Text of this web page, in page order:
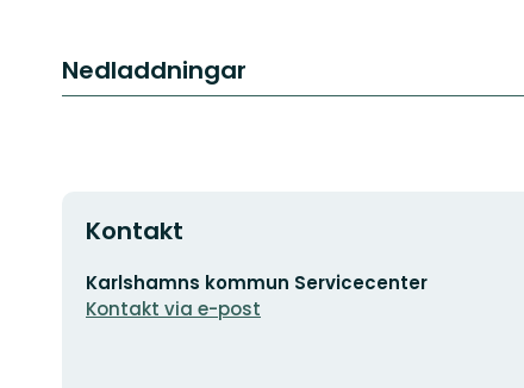
Nedladdningar
Kontakt
E-
postadress
Karlshamns kommun Servicecenter
Kontakt via e-post